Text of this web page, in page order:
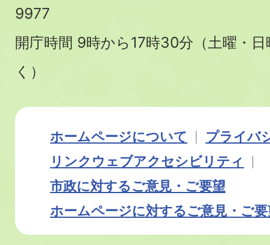
9977
開庁時間 9時から17時30分（土曜・
く）
ホームページについて
プライバ
リンク ウェブアクセシビリティ
市政に対するご意見・ご要望
ホームページに対するご意見・ご